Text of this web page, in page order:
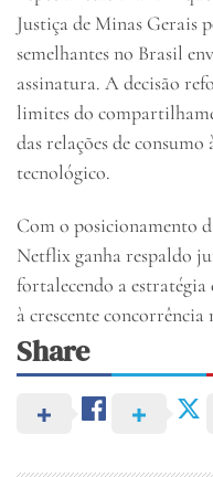
Justiça de Minas Gerais
semelhantes no Brasil
assinatura. A decisão
limites do
das relações de
tecnológico.
Com o posicionamento
Netflix ganha respaldo
fortalecendo a
à crescente
Share